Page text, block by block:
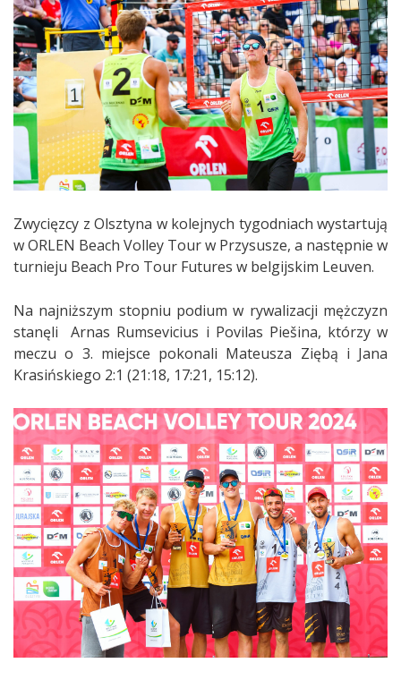
Zwycięzcy z Olsztyna w kolejnych tygodniach wystartują
w ORLEN Beach Volley Tour w Przysusze, a następnie w
turnieju Beach Pro Tour Futures w belgijskim Leuven.
Na najniższym stopniu podium w rywalizacji mężczyzn
stanęli Arnas Rumsevicius i Povilas Piešina, którzy w
meczu o 3. miejsce pokonali Mateusza Ziębą i Jana
Krasińskiego 2:1 (21:18, 17:21, 15:12).